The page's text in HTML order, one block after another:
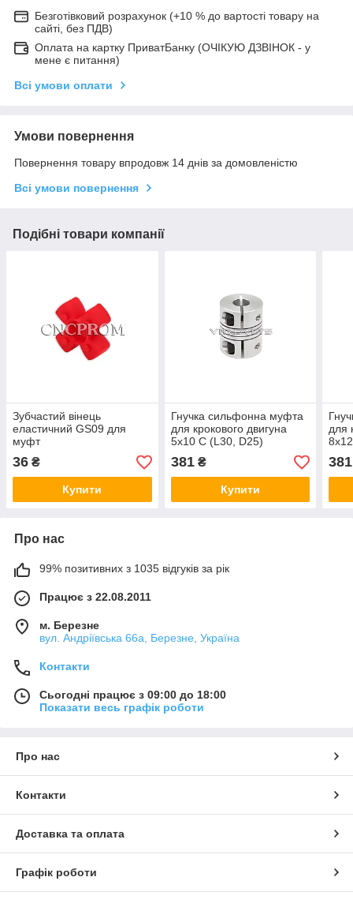
Безготівковий розрахунок (+10 % до вартості товару на
сайті, без ПДВ)
Оплата на картку ПриватБанку (ОЧІКУЮ ДЗВІНОК - у
мене є питання)
Всі умови оплати
Умови повернення
Повернення товару впродовж 14 днів за домовленістю
Всі умови повернення
Подібні товари компанії
Зубчастий вінець
еластичний GS09 для
муфт
36 ₴
Купити
Гнучка сильфонна муфта
для крокового двигуна
5х10 С (L30, D25)
381₴
Купити
для
381
Про нас
99% позитивних з 1035 відгуків за рік
Працює з 22.08.2011
м. Березне
вул. Андріївська 66а, Березне, Україна
Контакти
Сьогодні працює з 09:00 до 18:00
Показати весь графік роботи
Про нас
Контакти
Доставка та оплата
Графік роботи